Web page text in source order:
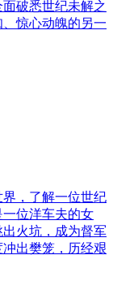
破悉世纪未解之
惊心动魄的另一
，了解一位世纪
位洋车夫的女
火坑，成为督军
出樊笼，历经艰